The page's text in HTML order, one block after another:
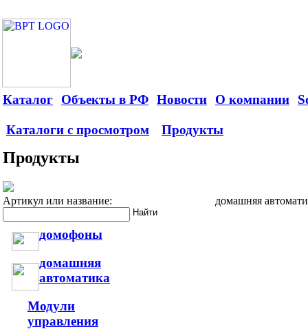
Каталог Объекты в РФ Новости О компании
Каталоги с просмотром Продукты
Продукты
Артикул или название:
домофоны
домашняя
автоматика
Модули
управления
домашняя